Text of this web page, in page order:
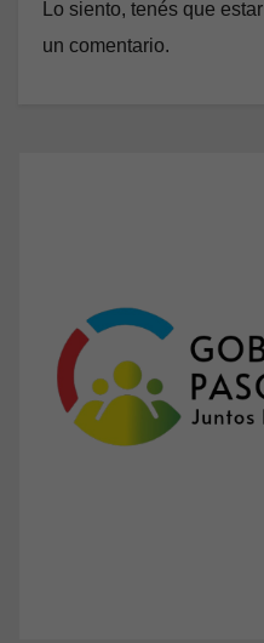
Lo siento, tenés que estar
un comentario.